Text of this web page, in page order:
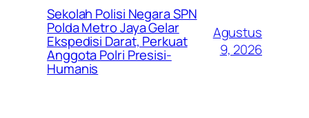
Sekolah Polisi Negara SPN
Polda Metro Jaya Gelar
Ekspedisi Darat, Perkuat
Anggota Polri Presisi-
Humanis
Agustus
9, 2026